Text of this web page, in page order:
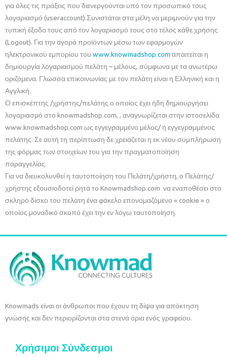
για όλες τις πράξεις που διενεργούνται υπό τον προσωπικό τους
λογαριασμό (useraccount).Συνιστάται στα μέλη να μεριμνούν για την
τυπική έξοδο τους από τον λογαριασμό τους στο τέλος κάθε χρήσης
(Logout). Για την αγορά προϊόντων μέσω των εφαρμογών
ηλεκτρονικού εμπορίου του www.knowmadshop.com απαιτείται η
δημιουργία λογαριασμού πελάτη – μέλους, σύμφωνα με τα ανωτέρω
οριζόμενα. Γλώσσα επικοινωνίας με τον πελάτη είναι η Ελληνική και η
Αγγλική.
Ο επισκέπτης /χρήστης/πελάτης ο οποίος έχει ήδη δημιουργήσει
λογαριασμό στο knowmadshop.com, , αναγνωρίζεται στην ιστοσελίδα
www.knowmadshop.com ως εγγεγραμμένο μέλος/ ή εγγεγραμμένος
πελάτης. Σε αυτή τη περίπτωση δε χρειάζεται η εκ νέου συμπλήρωση
της φόρμας των στοιχείων του για την πραγματοποίηση
παραγγελίας.
Για να διευκολυνθεί η ταυτοποίηση του Πελάτη/χρήστη, ο Πελάτης/
χρήστης εξουσιοδοτεί ρητά το Knowmadshop.com να εναποθέσει στο
σκληρό δίσκο του πελάτη ένα φάκελο επονομαζόμενο « cookie » ο
οποίος μοναδικό σκοπό έχει την εν λόγω ταυτοποίηση.
Knowmads είναι οι άνθρωποι που έχουν τη δίψα για απόκτηση
γνώσης και δεν περιορίζονται στα στενά όρια ενός γραφείου.
Χρήσιμοι Σύνδεσμοι